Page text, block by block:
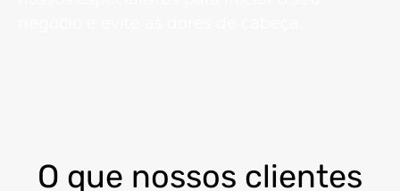
O que nossos clientes